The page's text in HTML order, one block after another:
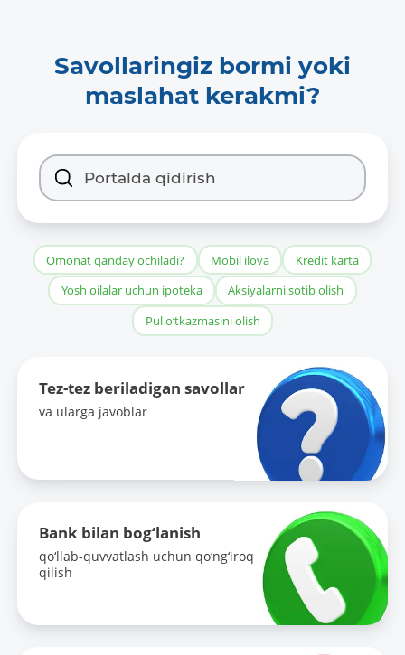
Savollaringiz bormi yoki
maslahat kerakmi?
Omonat qanday ochiladi? Mobil ilova
Kredit karta
Yosh oilalar uchun ipoteka
Aksiyalarni sotib olish
Pul o‘tkazmasini olish
Tez-tez beriladigan savollar
va ularga javoblar
Bank bilan bog‘lanish
qo‘llab-quvvatlash uchun qo‘ng‘iroq
qilish